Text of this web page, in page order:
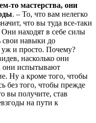
то мастерства, они
. – То, что вам нелегко
что вы туда все-таки
находят в себе силы
свои навыки до
уж и просто. Почему?
насколько они
они испытывают
Ну а кроме того, чтобы
без того, чтобы прежде
вы получите, став
на пути к